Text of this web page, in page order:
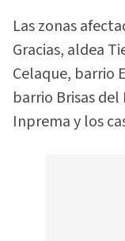
Las zonas
Gracias, aldea
Celaque, barrio
barrio Brisas
Inprema y los